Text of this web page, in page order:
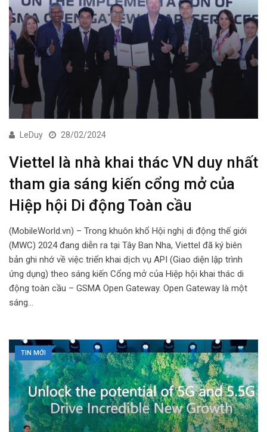
LeDuy 28/02/2024
Viettel là nhà khai thác VN duy nhất
tham gia sáng kiến cổng mở của
Hiệp hội Di động Toàn cầu
(MobileWorld.vn) – Trong khuôn khổ Hội nghị di động thế giới
(MWC) 2024 đang diễn ra tại Tây Ban Nha, Viettel đã ký biên
bản ghi nhớ về việc triển khai dịch vụ API (Giao diện lập trình
ứng dụng) theo sáng kiến Cổng mở của Hiệp hội khai thác di
động toàn cầu – GSMA Open Gateway. Open Gateway là một
sáng…
TIN MỚI